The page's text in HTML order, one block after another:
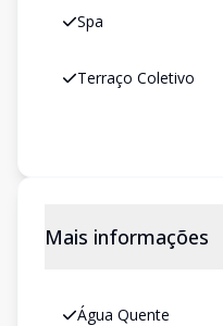
Spa
Terraço Coletivo
Mais informações
Água Quente